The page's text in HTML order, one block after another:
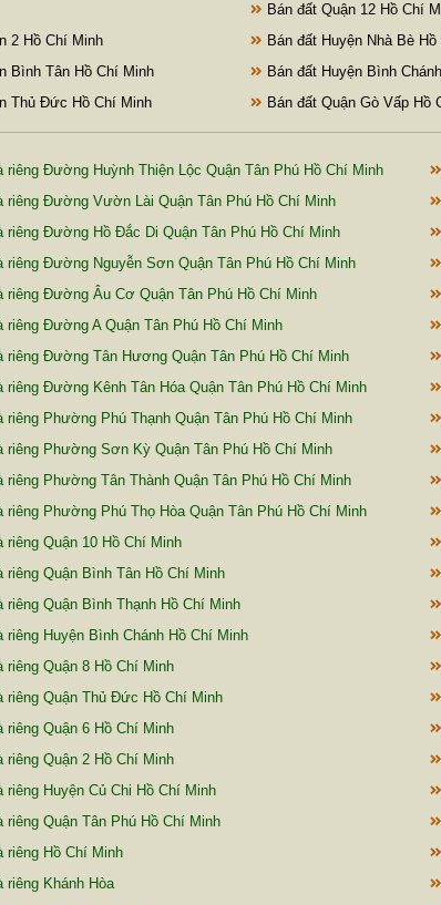
Bán đất Quận 12 Hồ Chí
2 Hồ Chí Minh
Bán đất Huyện Nhà Bè
Bình Tân Hồ Chí Minh
Bán đất Huyện Bình
Thủ Đức Hồ Chí Minh
Bán đất Quận Gò Vấp Hồ
riêng Đường Huỳnh Thiện Lộc Quận Tân Phú Hồ Chí Minh
riêng Đường Vườn Lài Quận Tân Phú Hồ Chí Minh
riêng Đường Hồ Đắc Di Quận Tân Phú Hồ Chí Minh
riêng Đường Nguyễn Sơn Quận Tân Phú Hồ Chí Minh
riêng Đường Âu Cơ Quận Tân Phú Hồ Chí Minh
riêng Đường A Quận Tân Phú Hồ Chí Minh
riêng Đường Tân Hương Quận Tân Phú Hồ Chí Minh
riêng Đường Kênh Tân Hóa Quận Tân Phú Hồ Chí Minh
riêng Phường Phú Thạnh Quận Tân Phú Hồ Chí Minh
riêng Phường Sơn Kỳ Quận Tân Phú Hồ Chí Minh
riêng Phường Tân Thành Quận Tân Phú Hồ Chí Minh
riêng Phường Phú Thọ Hòa Quận Tân Phú Hồ Chí Minh
riêng Quận 10 Hồ Chí Minh
riêng Quận Bình Tân Hồ Chí Minh
riêng Quận Bình Thạnh Hồ Chí Minh
riêng Huyện Bình Chánh Hồ Chí Minh
riêng Quận 8 Hồ Chí Minh
riêng Quận Thủ Đức Hồ Chí Minh
riêng Quận 6 Hồ Chí Minh
riêng Quận 2 Hồ Chí Minh
riêng Huyện Củ Chi Hồ Chí Minh
riêng Quận Tân Phú Hồ Chí Minh
riêng Hồ Chí Minh
riêng Khánh Hòa